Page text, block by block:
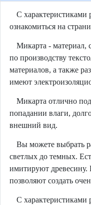
С характеристиками
ознакомиться на
Микарта - материал,
по производству
материалов, а также
имеют
Микарта отлично
попадании влаги,
внешний вид.
Вы можете выбрать
светлых до темных.
имитируют древесину.
позволяют создать
С характеристиками